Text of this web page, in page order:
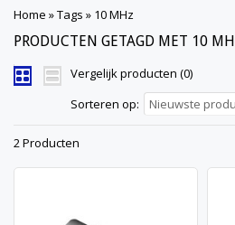
Home »Tags » 10 MHz
PRODUCTEN GETAGD MET 10
Vergelijk producten (0)
Sorteren op:
Nieuwste
2 Producten